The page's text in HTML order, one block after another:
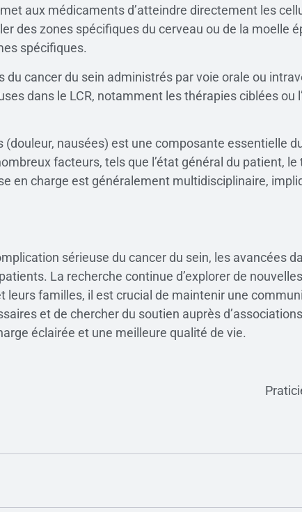
aux médicaments d’atteindre directement les
des zones spécifiques du cerveau ou de la moelle
spécifiques.
cancer du sein administrés par voie orale ou
dans le LCR, notamment les thérapies ciblées ou
nausées) est une composante essentielle
facteurs, tels que l’état général du patient, le
en charge est généralement multidisciplinaire,
sérieuse du cancer du sein, les avancées
La recherche continue d’explorer de
familles, il est crucial de maintenir une
et de chercher du soutien auprès
éclairée et une meilleure qualité de vie.